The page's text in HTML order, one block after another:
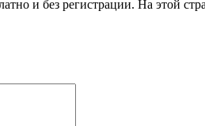
и без регистрации. На этой